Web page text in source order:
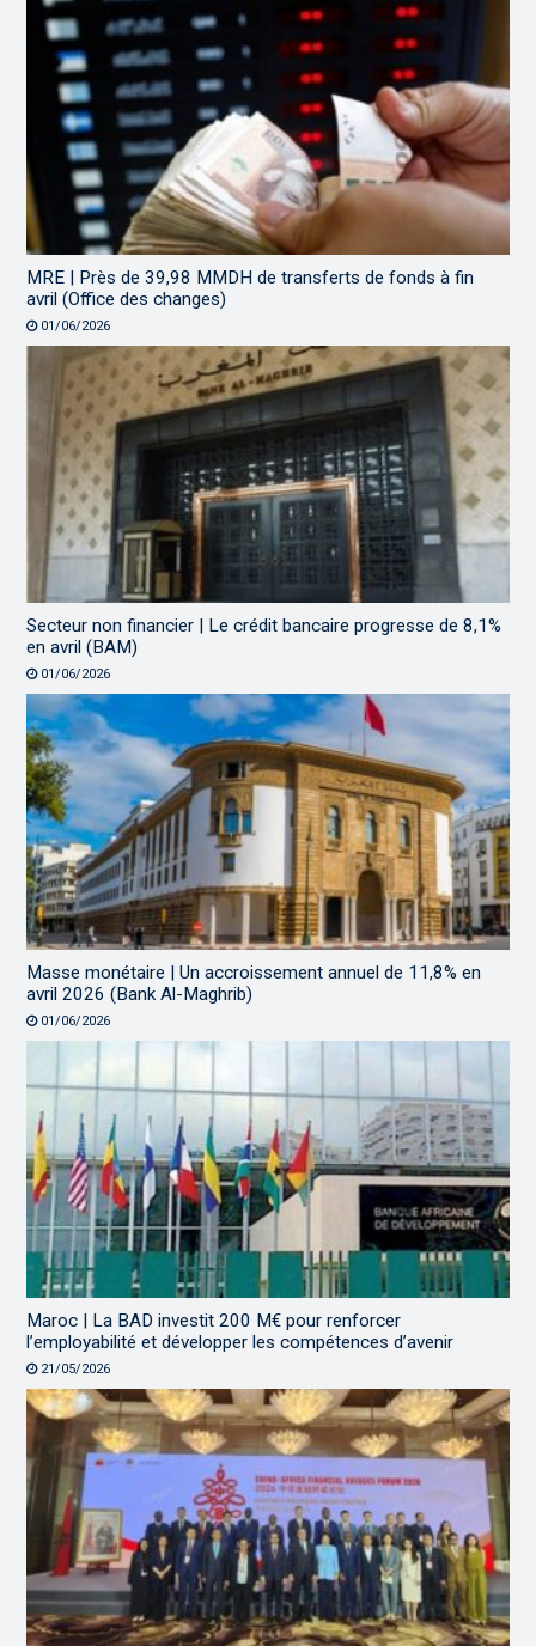
MRE | Près de 39,98 MMDH de transferts de fonds à fin
avril (Office des changes)
01/06/2026
Secteur non financier | Le crédit bancaire progresse de 8,1%
en avril (BAM)
01/06/2026
Masse monétaire | Un accroissement annuel de 11,8% en
avril 2026 (Bank Al-Maghrib)
01/06/2026
Maroc | La BAD investit 200 M€ pour renforcer
l’employabilité et développer les compétences d’avenir
21/05/2026